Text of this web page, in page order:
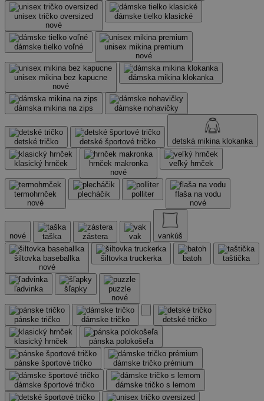
unisex tričko oversized
nové
dámske tielko klasické
dámske tielko voľné
unisex mikina premium
nové
unisex mikina bez kapucne
nové
dámska mikina klokanka
dámska mikina na zips dámske nohavičky
detské tričko detské športové tričko detská mikina klokanka
klasický hrnček
hrnček makronka
nové
veľký hrnček
termohrnček
nové
plecháčik polliter
flaša na vodu
nové
nové taška zástera vak vankúš
šiltovka baseballka
nové
šiltovka truckerka batoh taštička
ľadvinka šľapky
puzzle
nové
pánske tričko dámske tričko detské tričko
klasický hrnček pánska polokošeľa
pánske športové tričko dámske tričko prémium
dámske športové tričko dámske tričko s lemom